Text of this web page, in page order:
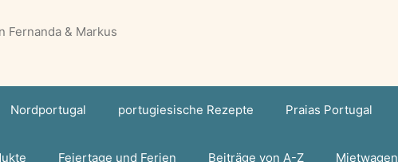
Fernanda & Markus
Nordportugal portugiesische Rezepte Praias Portugal
Feiertage und Ferien Beiträge von A-Z Mietwagen